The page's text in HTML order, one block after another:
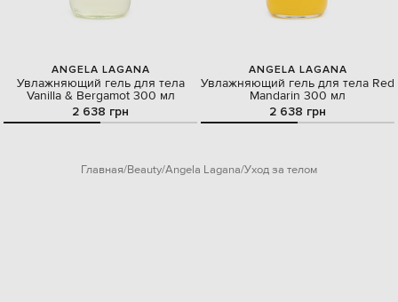
ANGELA LAGANA
Увлажняющий гель для тела
Vanilla & Bergamot 300 мл
2 638 грн
ANGELA LAGANA
Увлажняющий гель для тела Red
Mandarin 300 мл
2 638 грн
Главная Beauty Angela Lagana Уход за телом